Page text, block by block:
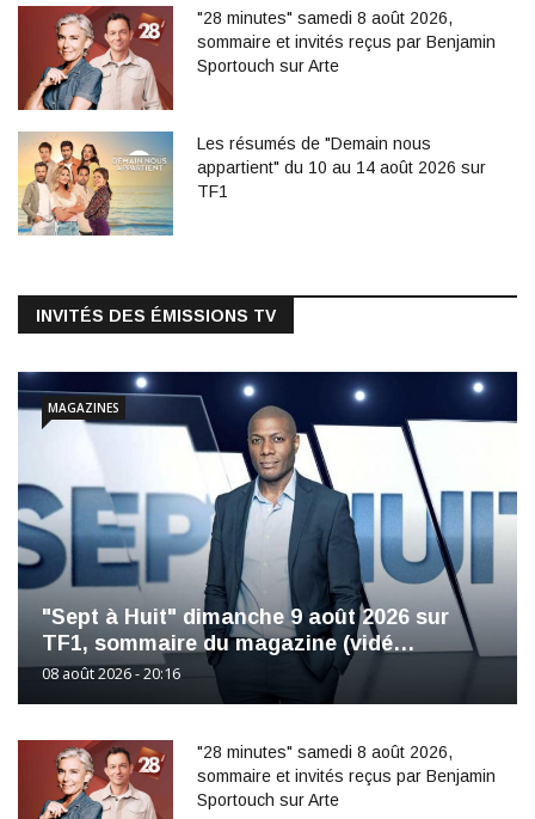
"28 minutes" samedi 8 août 2026,
sommaire et invités reçus par Benjamin
Sportouch sur Arte
Les résumés de "Demain nous
appartient" du 10 au 14 août 2026 sur
TF1
INVITÉS DES ÉMISSIONS TV
"Sept à Huit" dimanche 9 août 2026 sur
TF1, sommaire du magazine (vidé…
08 août 2026 - 20:16
MAGAZINES
"28 minutes" samedi 8 août 2026,
sommaire et invités reçus par Benjamin
Sportouch sur Arte